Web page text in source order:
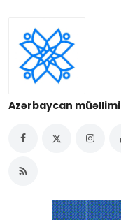
Azərbaycan müəllimi